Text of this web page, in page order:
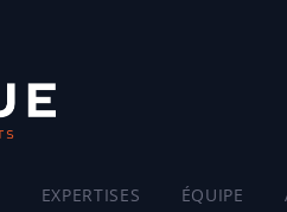
EXPERTISES ÉQUIPE